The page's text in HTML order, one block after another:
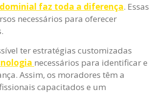
faz toda a diferença. Essas
necessários para oferecer
ter estratégias customizadas
necessários para identificar e
Assim, os moradores têm a
capacitados e um